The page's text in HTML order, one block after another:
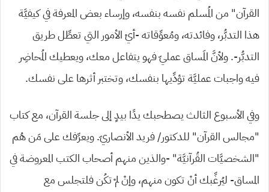
القرآن” من المُسلم نفسه بنفسه، وإرساء بعض المعرفة في كيفيَّة
هذا التدبُّر، وفائدته، ومُعوِّقاته -أيْ الأمور التي تعطِّل طريق
التدبُّر-. ولأنَّ المَساق عمليّ فهو يتفاعل معك، ويعطيك المُحاضِر
فيه واجبات عمليَّة تؤدِّيها بنفسك، وتختبر أثرها على نفسك.
وفي الأسبوع الثالث يصطحبك يدًا بيدٍ إلى جلسة القرآن، مع كتاب
“مجالس القرآن” للدكتور/ فريد الأنصاريّ. ويعرِّفك على مَن هُم
“الشخصيَّات القُرآنيَّة” -والذين منهم أصحاب الكتب المعروضة في
المساق- ليُرغِّبك أنْ تكون منهم، وإنْ لمْ تكُن فلتجلس مع